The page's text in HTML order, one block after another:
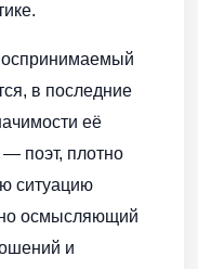
в последние
её
поэт, плотно
ситуацию
осмысляющий
и